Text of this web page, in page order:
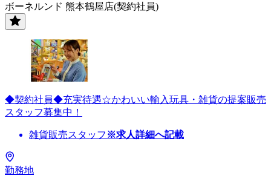
ボーネルンド 熊本鶴屋店(契約社員)
◆契約社員◆充実待遇☆かわいい輸入玩具・雑貨の提案販売
スタッフ募集中！
雑貨販売スタッフ ※求人詳細へ記載
勤務地